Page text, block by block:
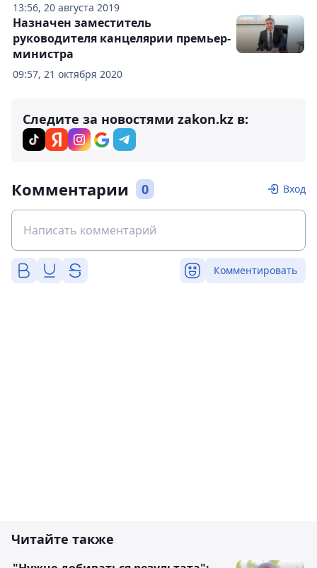
13:56, 20 августа 2019
09:57, 21 октября 2020
Назначен заместитель
руководителя канцелярии премьер-
министра
Следите за новостями zakon.kz в:
Комментарии 0 Вход
Комментировать
Читайте также